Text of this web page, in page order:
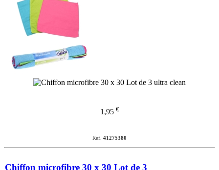
1,95 €
Ref. 41275380
Chiffon microfibre 30 x 30 Lot de 3